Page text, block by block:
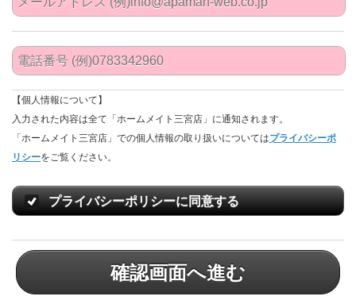
【個人情報について】
入力された内容は全て「ホームメイト三宮店」に通知されます。
「ホームメイト三宮店」での個人情報の取り扱いについてはプライバシーポ
リシーをご覧ください。
プライバシーポリシーに同意する
確認画面へ進む